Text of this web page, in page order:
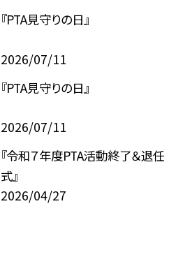
『PTA見守りの日』
2026/07/11
『PTA見守りの日』
2026/07/11
『令和７年度PTA活動終了＆退任
式』
2026/04/27